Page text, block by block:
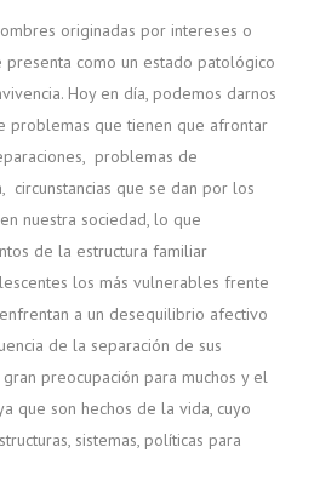
originadas por intereses o
presenta como un estado patológico
Hoy en día, podemos darnos
problemas que tienen que afrontar
problemas de
circunstancias que se dan por los
nuestra sociedad, lo que
de la estructura familiar
los más vulnerables frente
a un desequilibrio afectivo
de la separación de sus
preocupación para muchos y el
que son hechos de la vida, cuyo
sistemas, políticas para